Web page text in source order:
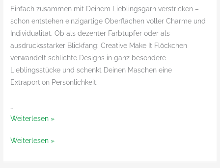
Einfach zusammen mit Deinem Lieblingsgarn verstricken –
schon entstehen einzigartige Oberflächen voller Charme und
Individualität. Ob als dezenter Farbtupfer oder als
ausdrucksstarker Blickfang: Creative Make It Flöckchen
verwandelt schlichte Designs in ganz besondere
Lieblingsstücke und schenkt Deinen Maschen eine
Extraportion Persönlichkeit.
…
Make
Flöckchen
Weiterlesen »
Make
Flöckchen
Weiterlesen »